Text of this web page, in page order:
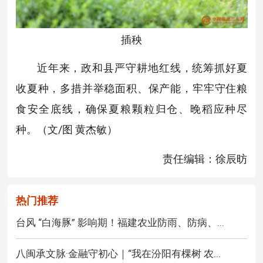
插秧
近年来，政和县严守耕地红线，统筹抓好夏
收夏种，多措并举稳面积、保产能，牢牢守住粮
食安全底线，确保夏粮颗粒归仓、晚稻应种尽
种。（文/图 黄杰敏）
责任编辑：徐辰昉
热门推荐
台风 “白海豚” 影响期！福建农业防雨、防病、...
八闽承文脉·金融守初心｜“我在汾阳有棵树 农...